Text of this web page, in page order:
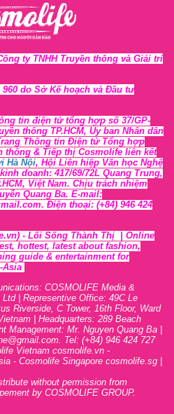
ty TNHH Truyền thông và Giải trí
do Sở Kế hoạch và Đầu tư
tin điện tử tổng hợp số 37/GP-
thông TP.HCM, Ủy ban Nhân dân
Thông tin Điện tử Tổng hợp
thông & Tiếp thị Cosmolife liên kết
Hà Nội, Hội Liên hiệp Văn học Nghệ
doanh: 417/69/72L Quang Trung,
Việt Nam. Chịu trách nhiệm
Quang Ba. E-mail:
Điện thoại: (+84) 946 424
- Lối Sống Thành Thị | Online
hottest, latest about fashion,
guide & entertainment for
Asia
COSMOLIFE Media &
| Representive Office: 49C Le
Riverside, C Tower, 16th Floor, Ward
| Headquarters: 289 Beach
Management: Mr. Nguyen Quang Ba |
Tel: (+84) 946 424 727
Vietnam cosmolife.vn -
- Cosmolife Singapore cosmolife.sg |
without permission from
by COSMOLIFE GROUP.